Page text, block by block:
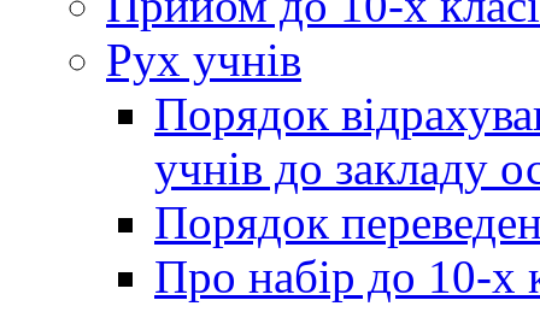
Рух учнів
Порядок
учнів до закладу
Порядок
Про набір до 10-х